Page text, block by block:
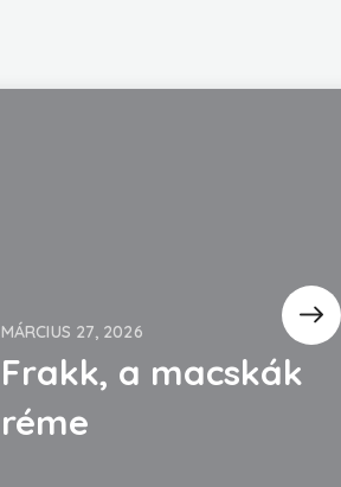
MÁRCIUS 27, 2026
Frakk, a macskák
réme